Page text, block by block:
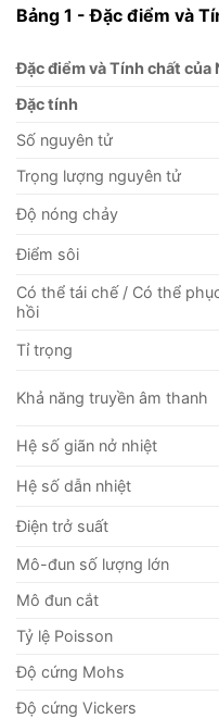
Bảng 1 - Đặc điểm và
Đặc điểm và Tính chất của
Đặc tính
Số nguyên tử
Trọng lượng nguyên tử
Độ nóng chảy
Điểm sôi
Có thể tái chế / Có thể
hồi
Tỉ trọng
Khả năng truyền âm thanh
Hệ số giãn nở nhiệt
Hệ số dẫn nhiệt
Điện trở suất
Mô-đun số lượng lớn
Mô đun cắt
Tỷ lệ Poisson
Độ cứng Mohs
Độ cứng Vickers